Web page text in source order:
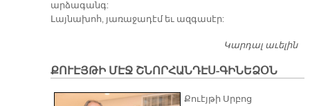
արձագանգ:
Լայնախոհ, յառաջադէմ եւ ազգասէր:
Կարդալ աւելին
ՔՈՒԷՅԹԻ ՄԷՋ ՇՆՈՐՀԱՆԴԷՍ-ԳԻՆԵՁՕՆ
Քուէյթի Սրբոց